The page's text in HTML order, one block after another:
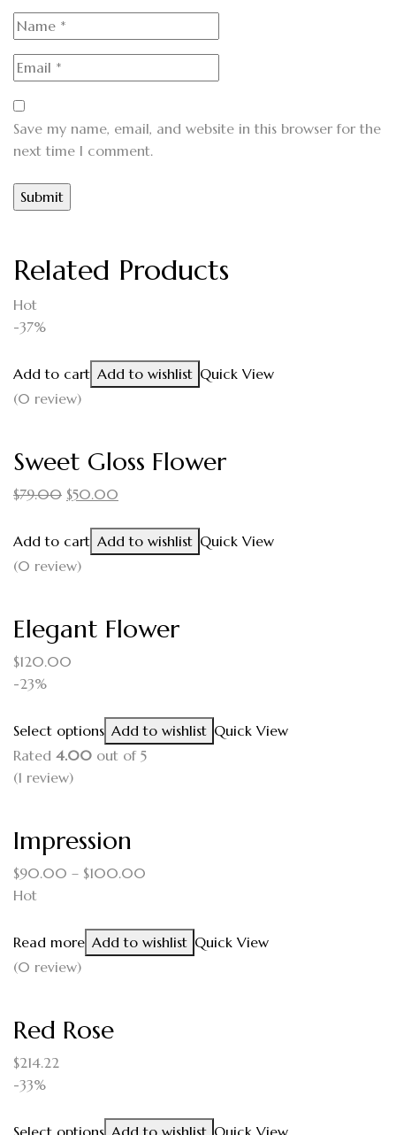
Save my name, email, and website in this browser for the
next time I comment.
Related Products
Hot
-37%
Add to cart Add to wishlist Quick View
(0 review)
Sweet Gloss Flower
$79.00 $50.00
Add to cart Add to wishlist Quick View
(0 review)
Elegant Flower
$120.00
-23%
Select options Add to wishlist Quick View
Rated 4.00 out of 5
(1 review)
Impression
$90.00 – $100.00
Hot
Read more Add to wishlist Quick View
(0 review)
Red Rose
$214.22
-33%
Select options Add to wishlist Quick View